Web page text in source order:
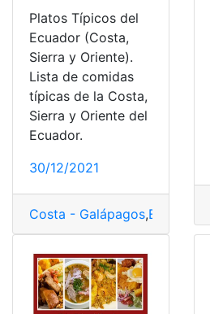
Platos Típicos del
Ecuador (Costa,
Sierra y Oriente).
Lista de comidas
típicas de la Costa,
Sierra y Oriente del
Ecuador.
30/12/2021
Costa - Galápagos,Ecuador